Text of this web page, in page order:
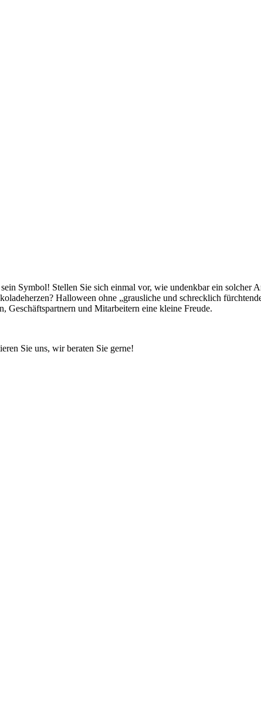
sein Symbol! Stellen Sie sich einmal vor, wie undenkbar ein solcher
Halloween ohne „grausliche und schrecklich
Geschäftspartnern und Mitarbeitern eine kleine Freude.
Sie uns, wir beraten Sie gerne!